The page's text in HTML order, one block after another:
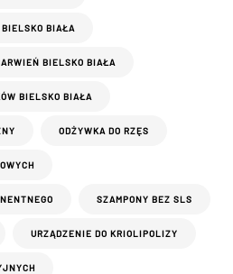
BIAŁA
BIELSKO BIAŁA
BIELSKO BIAŁA
ODŻYWKA DO RZĘS
SZAMPONY BEZ SLS
URZĄDZENIE DO KRIOLIPOLIZY